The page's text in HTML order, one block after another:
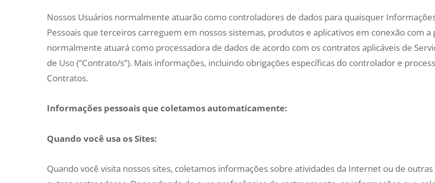
Nossos Usuários normalmente atuarão como controladores de dados para quaisquer
Pessoais que terceiros carreguem em nossos sistemas, produtos e aplicativos em conexão com a
normalmente atuará como processadora de dados de acordo com os contratos aplicáveis de
de Uso (“Contrato/s”). Mais informações, incluindo obrigações específicas do controlador e
Contratos.
Informações pessoais que coletamos automaticamente:
Quando você usa os Sites:
Quando você visita nossos sites, coletamos informações sobre atividades da Internet ou de